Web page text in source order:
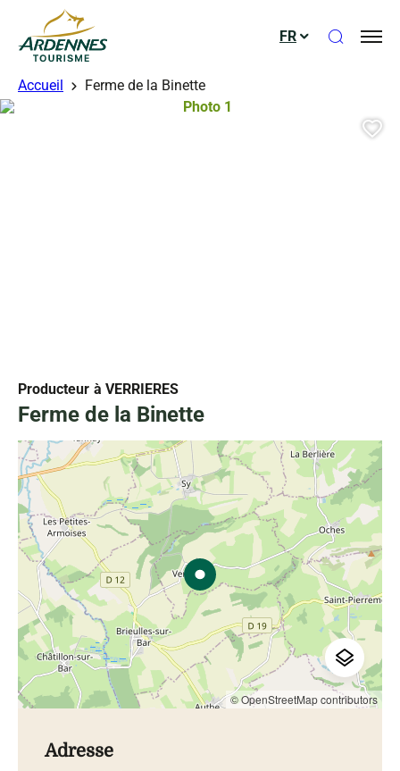
ADT des Ardennes
FR Ouvrir
Accueil Ferme de la Binette
Producteur à VERRIERES
Ferme de la Binette
Photo 1, © Droits gérés – AH
© OpenStreetMap contributors
Adresse